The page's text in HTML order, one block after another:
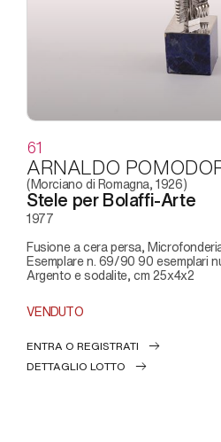
61
ARNALDO
(Morciano di Romagna, 1926)
Stele per Bolaffi-Arte
1977
Fusione a cera persa, Microfonderia Geccherle, Milano
Esemplare n. 69/90 90 esemplari
Argento e sodalite, cm 25x4x2
VENDUTO
ENTRA O REGISTRATI
DETTAGLIO LOTTO